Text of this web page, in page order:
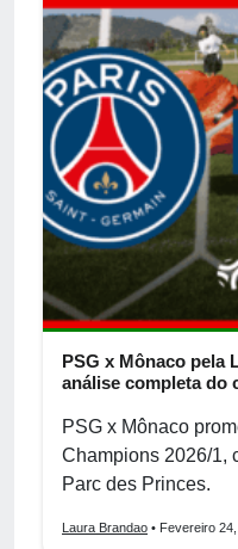
PSG x Mônaco pela
análise completa do
PSG x Mônaco
Champions 2026/1,
Parc des Princes.
Laura Brandao • Fevereiro